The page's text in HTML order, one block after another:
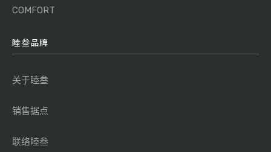
COMFORT
睦叁品牌
关于睦叁
销售据点
联络睦叁